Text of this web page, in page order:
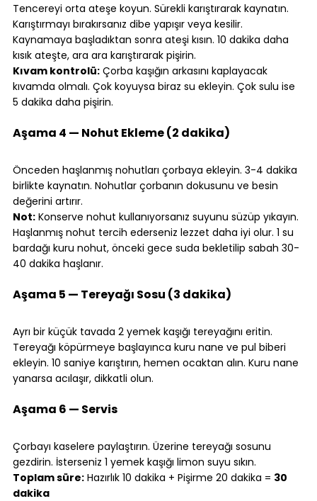
Tencereyi orta ateşe koyun. Sürekli karıştırarak kaynatın.
Karıştırmayı bırakırsanız dibe yapışır veya kesilir.
Kaynamaya başladıktan sonra ateşi kısın. 10 dakika daha
kısık ateşte, ara ara karıştırarak pişirin.
Kıvam kontrolü: Çorba kaşığın arkasını kaplayacak
kıvamda olmalı. Çok koyuysa biraz su ekleyin. Çok sulu ise
5 dakika daha pişirin.
Aşama 4 — Nohut Ekleme (2 dakika)
Önceden haşlanmış nohutları çorbaya ekleyin. 3-4 dakika
birlikte kaynatın. Nohutlar çorbanın dokusunu ve besin
değerini artırır.
Not: Konserve nohut kullanıyorsanız suyunu süzüp yıkayın.
Haşlanmış nohut tercih ederseniz lezzet daha iyi olur. 1 su
bardağı kuru nohut, önceki gece suda bekletilip sabah 30-
40 dakika haşlanır.
Aşama 5 — Tereyağı Sosu (3 dakika)
Ayrı bir küçük tavada 2 yemek kaşığı tereyağını eritin.
Tereyağı köpürmeye başlayınca kuru nane ve pul biberi
ekleyin. 10 saniye karıştırın, hemen ocaktan alın. Kuru nane
yanarsa acılaşır, dikkatli olun.
Aşama 6 — Servis
Çorbayı kaselere paylaştırın. Üzerine tereyağı sosunu
gezdirin. İsterseniz 1 yemek kaşığı limon suyu sıkın.
Toplam süre: Hazırlık 10 dakika + Pişirme 20 dakika = 30
dakika